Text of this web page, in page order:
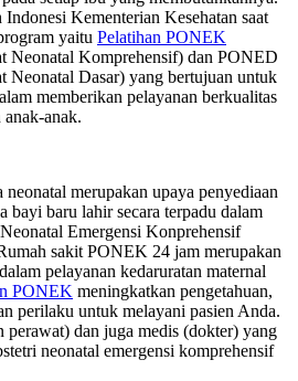
Kementerian Kesehatan saat
yaitu Pelatihan PONEK
Neonatal Komprehensif) dan PONED
Neonatal Dasar) yang bertujuan untuk
memberikan pelayanan berkualitas
anak.
merupakan upaya penyediaan
bayi baru lahir secara terpadu dalam
Emergensi Konprehensif
sakit PONEK 24 jam merupakan
pelayanan kedaruratan maternal
PONEK meningkatkan pengetahuan,
perilaku untuk melayani pasien Anda.
perawat) dan juga medis (dokter) yang
neonatal emergensi komprehensif